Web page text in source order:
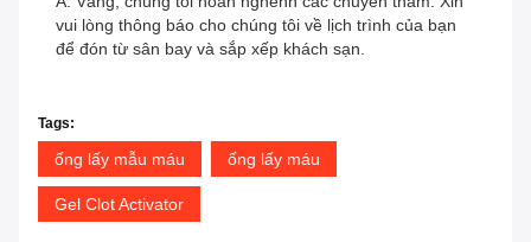
vui lòng thông báo cho chúng tôi về lịch trình của bạn
để đón từ sân bay và sắp xếp khách sạn.
Tags:
ống lấy mẫu máu ống lấy máu
Gel Clot Activator